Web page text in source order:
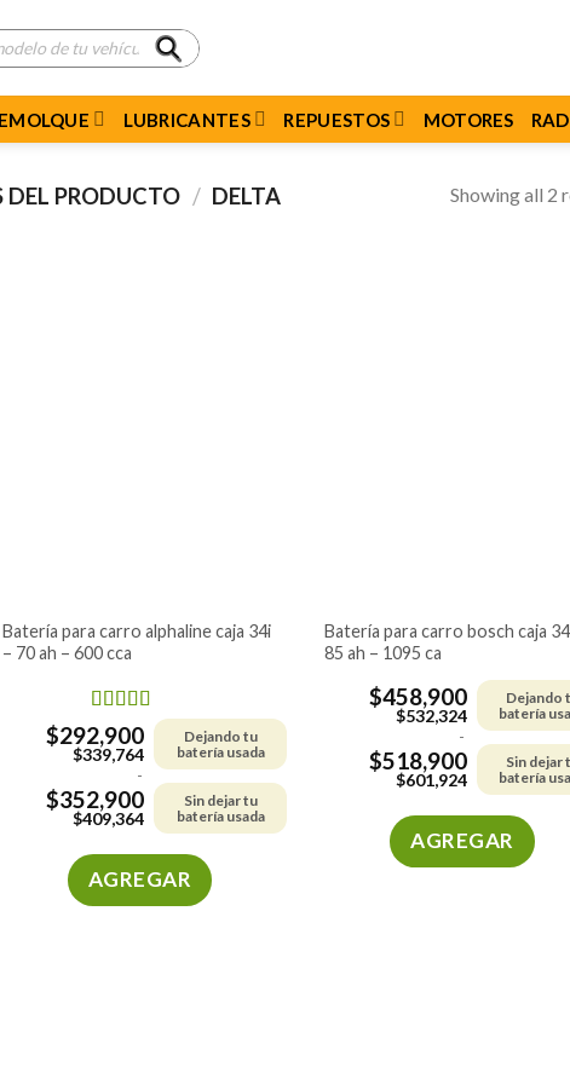
LUBRICANTES REPUESTOS MOTORES
DEL PRODUCTO / DELTA Showing all 2
batería para carro alphaline caja 34i
– 70 ah – 600 cca
Valorado en
5.00de 5
$292,900
$339,764
Dejando tu
batería usada
-
$352,900
$409,364
Sin dejar tu
batería usada
AGREGAR
batería para carro bosch caja 34i –
85 ah – 1095 ca
$458,900
$532,324
Dejando
batería
-
$518,900
$601,924
Sin dejar
batería
AGREGAR